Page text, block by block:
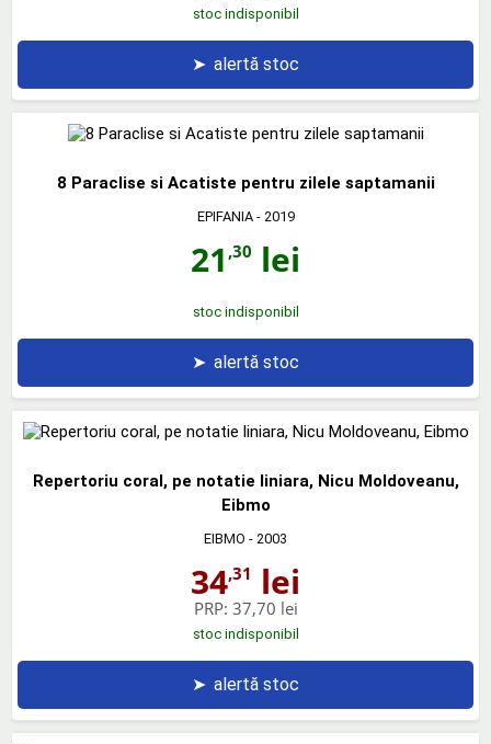
stoc indisponibil
➤ alertă stoc
8 Paraclise si Acatiste pentru zilele saptamanii
EPIFANIA- 2019
21 ,30 lei
stoc indisponibil
➤ alertă stoc
Repertoriu coral, pe notatie liniara, Nicu Moldoveanu,
Eibmo
EIBMO - 2003
34,31 lei
PRP: 37,70 lei
stoc indisponibil
➤ alertă stoc